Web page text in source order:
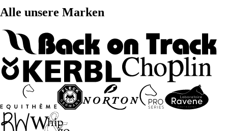
Alle unsere Marken